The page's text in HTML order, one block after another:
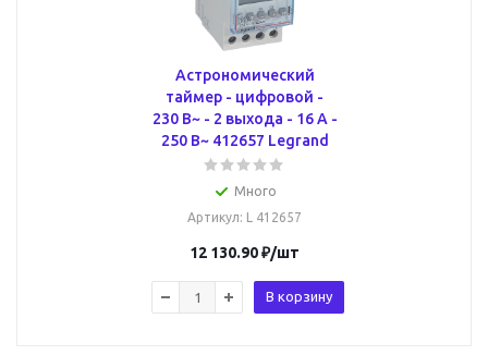
Астрономический
таймер - цифровой -
230 В~ - 2 выхода - 16 А -
250 В~ 412657 Legrand
Много
Артикул: L 412657
12 130.90₽/шт
В корзину